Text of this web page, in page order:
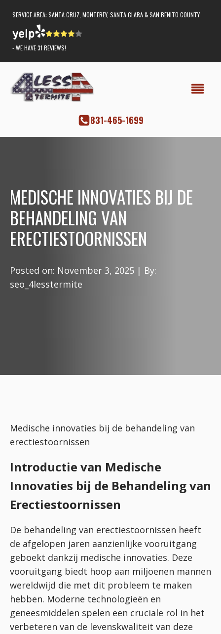
SERVICE AREA: SANTA CRUZ, MONTEREY, SANTA CLARA & SAN BENITO COUNTY
- WE HAVE 31 REVIEWS!
‭831-465-1699
MEDISCHE INNOVATIES BIJ DE
BEHANDELING VAN
ERECTIESTOORNISSEN
Posted on: November 3, 2025 | By:
seo_4lesstermite
Medische innovaties bij de behandeling van
erectiestoornissen
Introductie van Medische
Innovaties bij de Behandeling van
Erectiestoornissen
De behandeling van erectiestoornissen heeft
de afgelopen jaren aanzienlijke vooruitgang
geboekt dankzij medische innovaties. Deze
vooruitgang biedt hoop aan miljoenen mannen
wereldwijd die met dit probleem te maken
hebben. Moderne technologieën en
geneesmiddelen spelen een cruciale rol in het
verbeteren van de levenskwaliteit van deze